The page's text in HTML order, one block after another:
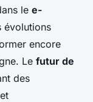
le e-
évolutions
encore
Le futur de
des